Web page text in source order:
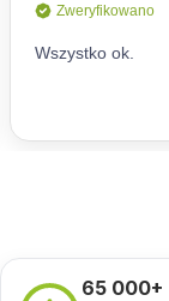
65 000+